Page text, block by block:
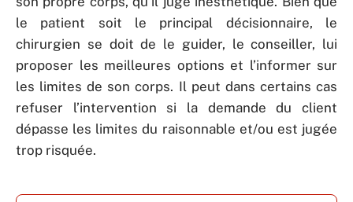
le patient soit le principal décisionnaire, le
chirurgien se doit de le guider, le conseiller, lui
proposer les meilleures options et l’informer sur
les limites de son corps. Il peut dans certains cas
refuser l’intervention si la demande du client
dépasse les limites du raisonnable et/ou est jugée
trop risquée.